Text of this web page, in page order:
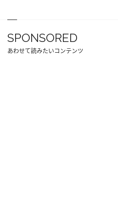
SPONSORED
あわせて読みたいコンテンツ